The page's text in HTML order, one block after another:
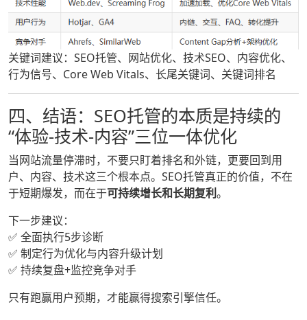
关键词建议：SEO托管、网站优化、技术SEO、内容优化、
行为信号、Core Web Vitals、长尾关键词、关键词排名
四、结语：SEO托管的本质是持续的
“体验-技术-内容”三位一体优化
当网站流量停滞时，不要只盯着排名和外链，更要回到用
户、内容、技术这三个根本点。SEO托管真正的价值，不在
于短期爆发，而在于可持续增长和长期复利。
下一步建议：
✅ 全面执行5步诊断
✅ 制定行为优化与内容升级计划
✅ 持续复盘+监控竞争对手
只有跑赢用户预期，才能赢得搜索引擎信任。